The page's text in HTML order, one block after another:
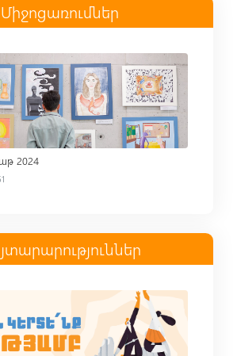
Միջոցառումներ
2024